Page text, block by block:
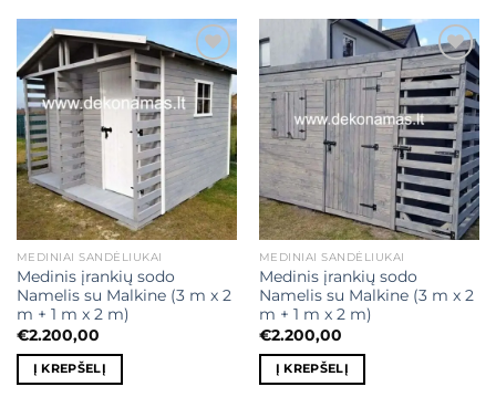
Mėgstamiausias
MEDINIAI SANDĖLIUKAI
Medinis įrankių sodo
Namelis su Malkine (3 m x 2
m + 1 m x 2 m)
€2.200,00
Į KREPŠELĮ
Mėgstamiausias
MEDINIAI SANDĖLIUKAI
Medinis įrankių sodo
Namelis su Malkine (3 m x 2
m + 1 m x 2 m)
€2.200,00
Į KREPŠELĮ